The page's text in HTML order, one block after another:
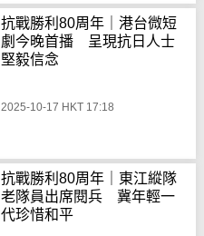
抗戰勝利80周年｜港台微短
劇今晚首播 呈現抗日人士
堅毅信念
2025-10-17 HKT 17:18
抗戰勝利80周年｜東江縱隊
老隊員出席閱兵 冀年輕一
代珍惜和平